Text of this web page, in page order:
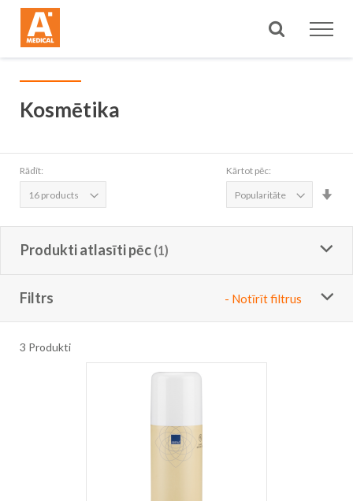
Meklēt
Kosmētika
Rādīt: Kārtot pēc:
Produkti atlasīti pēc
Filtrs - Notīrīt filtrus
3 Produkti